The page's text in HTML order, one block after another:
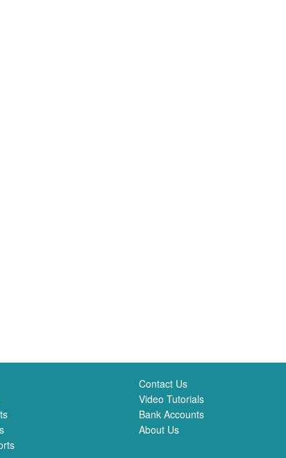
Contact Us
Video Tutorials
Bank Accounts
About Us